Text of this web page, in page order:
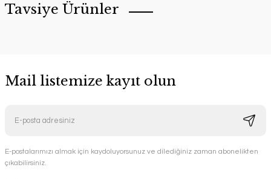
Tavsiye Ürünler
Handygoo Dövme Bakır Gaz Lambası
Mail listemize kayıt olun
E-postalarımızı almak için kaydoluyorsunuz ve dilediğiniz zaman abonelikten
çıkabilirsiniz.